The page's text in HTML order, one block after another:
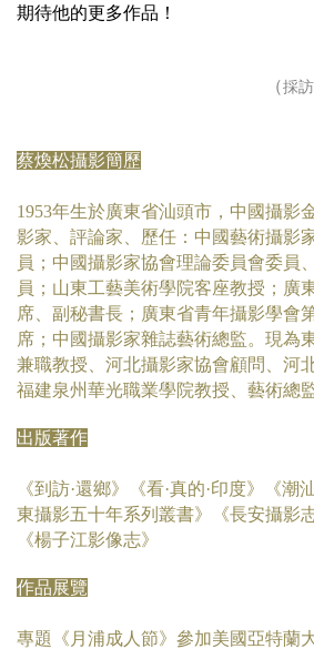
期待他的更多作品！
（採
蔡煥松攝影簡歷
1953年生於廣東省汕頭市，中國攝影
影家、評論家、歷任：中國藝術攝影
員；中國攝影家協會理論委員會委員
員；山東工藝美術學院客座教授；廣
席、副秘書長；廣東省青年攝影學會
席；中國攝影家雜誌藝術總監。現為
兼職教授、河北攝影家協會顧問、河
福建泉州華光職業學院教授、藝術總監
出版著作
《到訪·還鄉》《看·真的·印度》《
東攝影五十年系列叢書》《長安攝影
《楊子江影像志》
作品展覽
專題《月浦成人節》參加美國亞特蘭